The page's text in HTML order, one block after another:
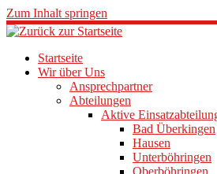
Zum Inhalt springen
Startseite
Wir über Uns
Ansprechpartner
Abteilungen
Aktive
Bad Überkingen
Hausen
Unterböhringen
Oberböhringen